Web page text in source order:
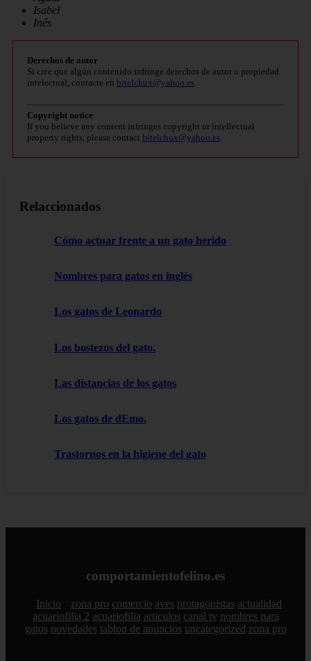
Isabel
Inés
Derechos de autor
Si cree que algún contenido infringe derechos de autor o propiedad
intelectual, contacte en bitelchux@yahoo.es.
Copyright notice
If you believe any content infringes copyright or intellectual
property rights, please contact bitelchux@yahoo.es.
Relaccionados
Cómo actuar frente a un gato herido
Nombres para gatos en inglés
Los gatos de Leonardo
Los bostezos del gato.
Las distancias de los gatos
Los gatos de dEmo.
Trastornos en la higiene del gato
comportamientofelino.es
Inicio zona pro comercio aves protagonistas actualidad
acuariofilia 2 acuariofilia articulos canal tv nombres para
gatos novedades tablon de anuncios uncategorized zona pro